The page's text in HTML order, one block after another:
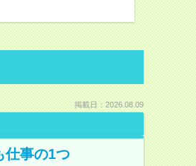
掲載日：2026.08.09
仕事の1つ